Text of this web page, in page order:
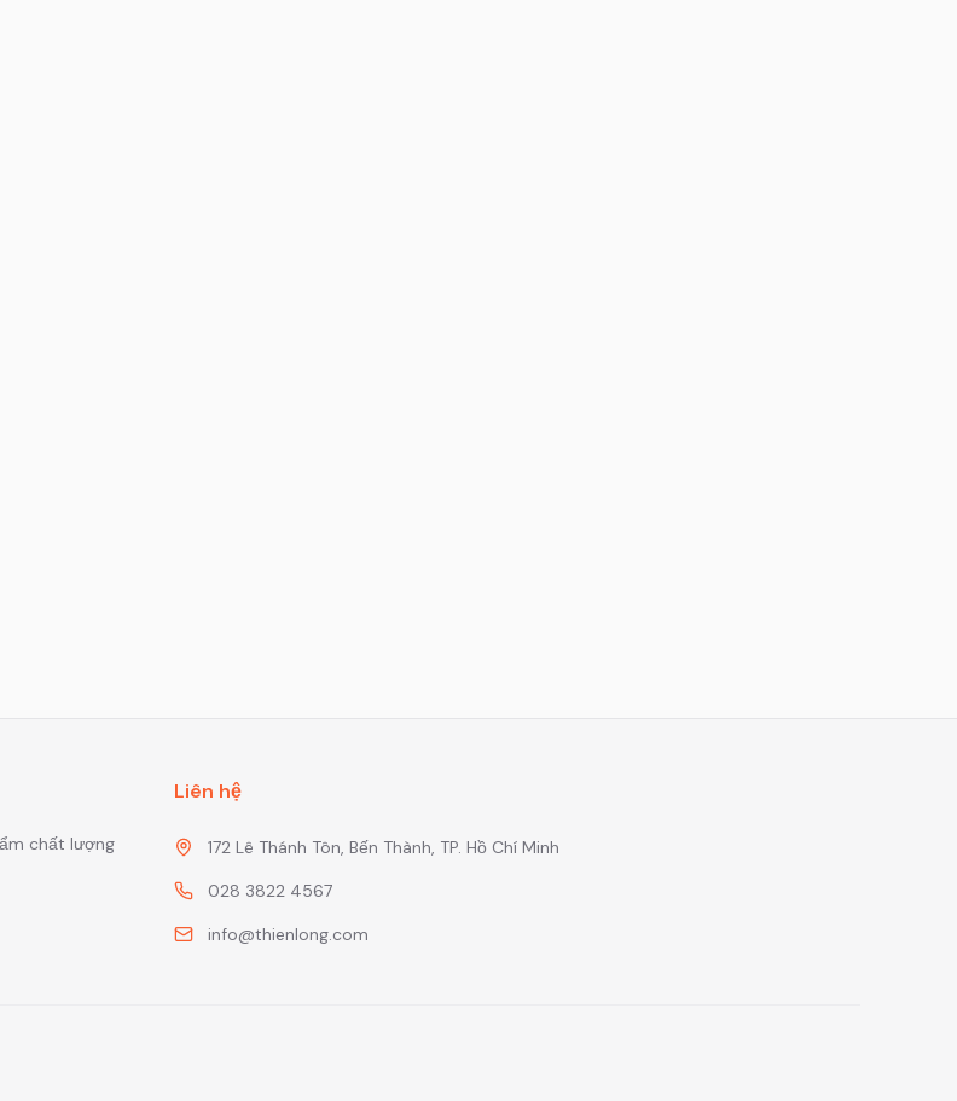
chất lượng
Liên hệ
172 Lê Thánh Tôn, Bến Thành, TP. Hồ Chí Minh
028 3822 4567
info@thienlong.com